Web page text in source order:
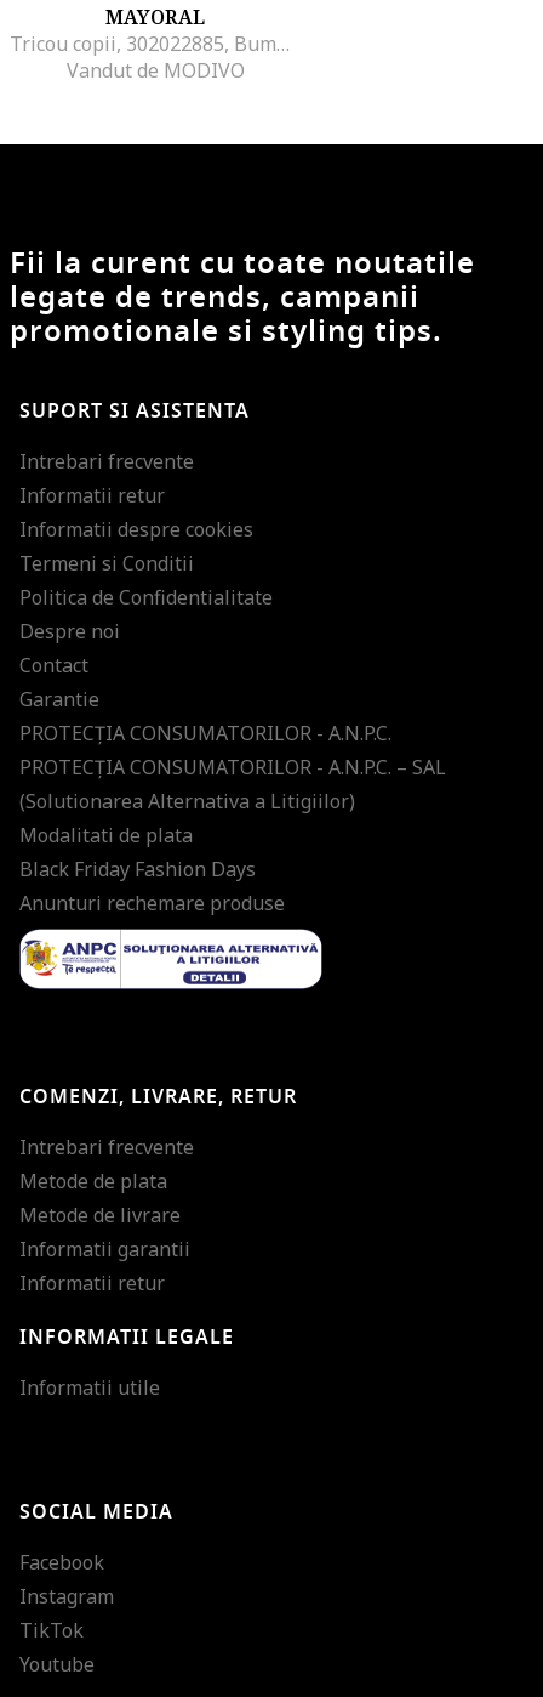
MAYORAL
Tricou copii, 302022885, Bumbac, Alb, Alb
Vandut de MODIVO
Fii la curent cu toate noutatile
legate de trends, campanii
promotionale si styling tips.
SUPORT SI ASISTENTA
Intrebari frecvente
Informatii retur
Informatii despre cookies
Termeni si Conditii
Politica de Confidentialitate
Despre noi
Contact
Garantie
PROTECŢIA CONSUMATORILOR - A.N.P.C.
PROTECŢIA CONSUMATORILOR - A.N.P.C. – SAL
(Solutionarea Alternativa a Litigiilor)
Modalitati de plata
Black Friday Fashion Days
Anunturi rechemare produse
COMENZI, LIVRARE, RETUR
Intrebari frecvente
Metode de plata
Metode de livrare
Informatii garantii
Informatii retur
INFORMATII LEGALE
Informatii utile
SOCIAL MEDIA
Facebook
Instagram
TikTok
Youtube